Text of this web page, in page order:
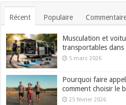
Récent Populaire
Musculation et
transportables
5 mars 2026
Pourquoi faire
comment choisir le
25 février 2026